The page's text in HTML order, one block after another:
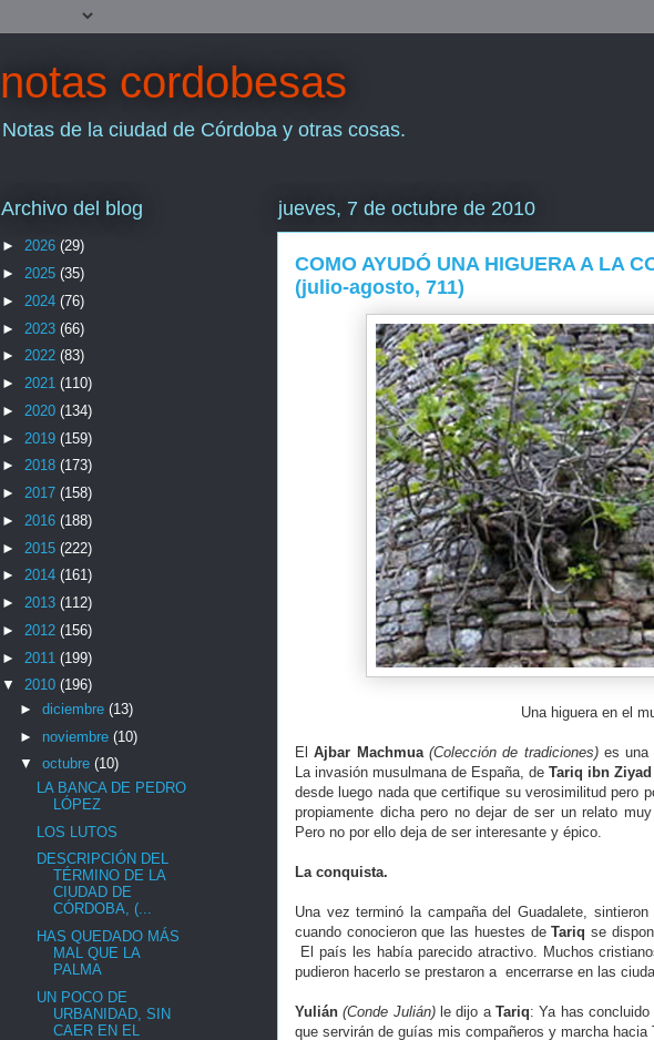
notas cordobesas
Notas de la ciudad de Córdoba y otras cosas.
jueves, 7 de octubre de 2010
COMO AYUDÓ UNA HIGUERA A LA
(julio-agosto, 711)
Una higuera en el
ElAjbar Machmua(Colección de tradiciones)es una
La invasión musulmana de España, de Tariq ibn Ziyad
desde luego nada que certifique su verosimilitud pero
propiamente dicha pero no dejar de ser un relato
Pero no por ello deja de ser interesante y épico.
La conquista.
Una vez terminó la campaña del Guadalete,
cuando conocieron que las huestes deTariq se
El país les había parecido atractivo. Muchos
pudieron hacerlo se prestaron a encerrarse en las
Yulián (Conde Julián)le dijo aTariq: Ya has
que servirán de guías mis compañeros y marcha hacia
Archivo del blog
► 2026 (29)
► 2025 (35)
► 2024 (76)
► 2023 (66)
► 2022 (83)
► 2021 (110)
► 2020 (134)
► 2019 (159)
► 2018 (173)
► 2017 (158)
► 2016 (188)
► 2015 (222)
► 2014 (161)
► 2013 (112)
► 2012 (156)
► 2011 (199)
▼ 2010 (196)
► diciembre (13)
► noviembre (10)
▼ octubre (10)
LA BANCA DE PEDRO
LÓPEZ
LOS LUTOS
DESCRIPCIÓN DEL
TÉRMINO DE LA
CIUDAD DE
CÓRDOBA, (...
HAS QUEDADO MÁS
MAL QUE LA
PALMA
UN POCO DE
URBANIDAD, SIN
CAER EN EL